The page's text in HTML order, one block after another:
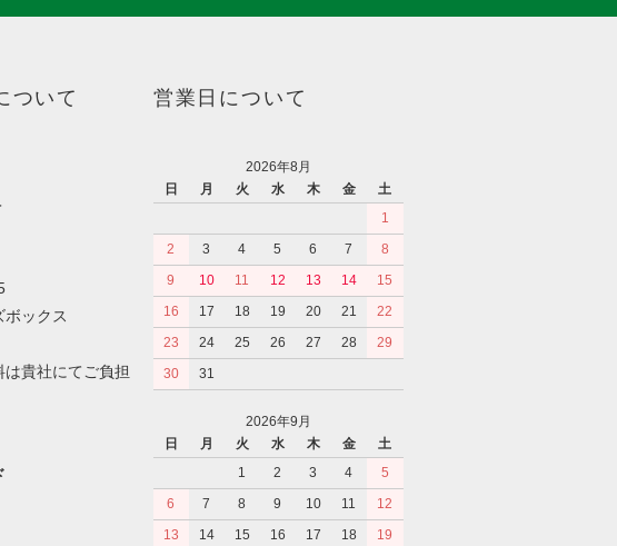
ついて
ックス
貴社にてご負担
営業日について
2026年8月
日
月 火 水 木 金
土
1
2
3 4 5 6 7
8
9
10 11 12 13 14
15
16
17 18 19 20 21
22
23
24 25 26 27 28
29
30
31
2026年9月
日
月 火 水 木 金
土
1
2 3 4
5
6
7 8 9 10 11
12
13
14 15 16 17 18 19